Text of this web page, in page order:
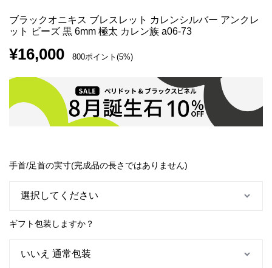
ブラックオニキス ブレスレット カレンシルバー アンクレ
ット ビーズ 黒 6mm 極太 カレン族 a06-73
¥16,000 800ポイント(5%)
手首/足首の実寸(完成品の長さではありません)
ギフト包装しますか？